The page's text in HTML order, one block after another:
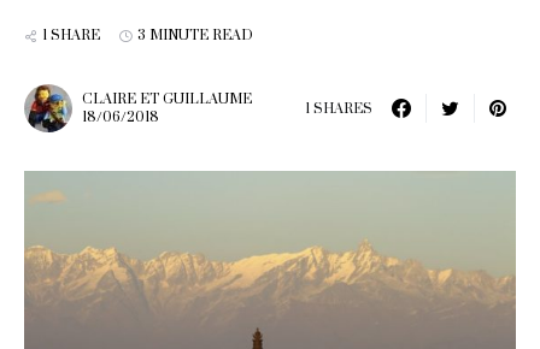
1 SHARE 3 MINUTE READ
CLAIRE ET GUILLAUME
18/06/2018
1 SHARES